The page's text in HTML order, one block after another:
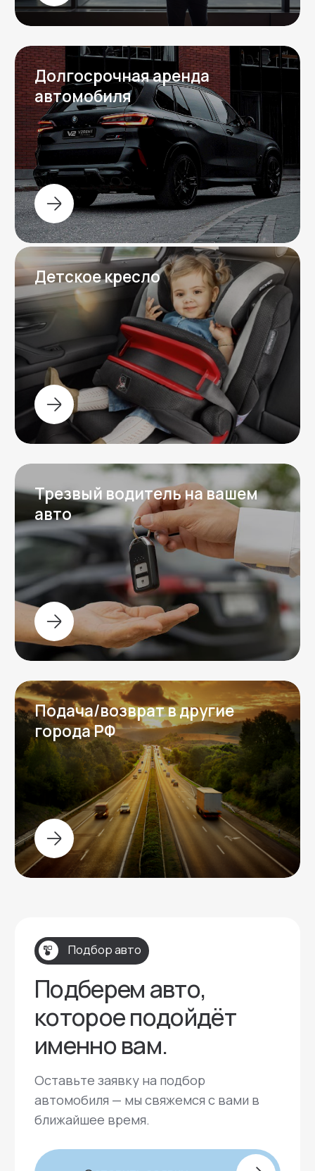
Вопрос-ответ
Отвечаем на частые
вопросы
Напишите нам в любой мессенджер,
ответим на ваши вопросы и обсудим
детали аренды автомобиля.
Написать в
Telegram
Написать в
WhatsApp
Остались вопросы?
Задать вопрос
+7 (996) 704-78-01
Адрес:
Мессенджеры:
Контактная информация
Контакты